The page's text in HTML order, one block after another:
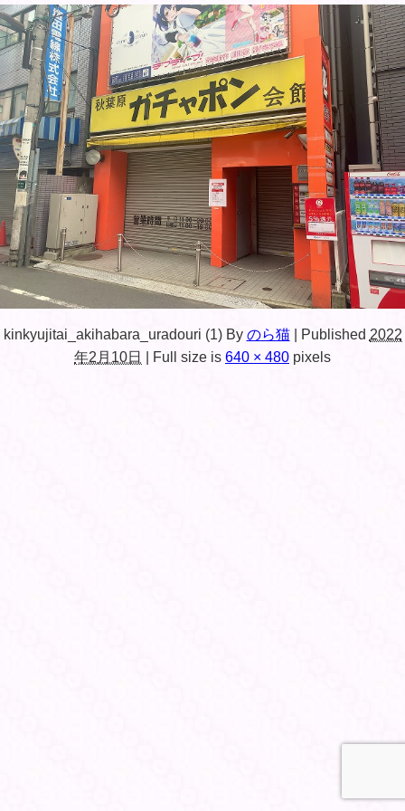
kinkyujitai_akihabara_uradouri (1) By のら猫 Published 2022
年2月10日
Full size is 640 × 480 pixels